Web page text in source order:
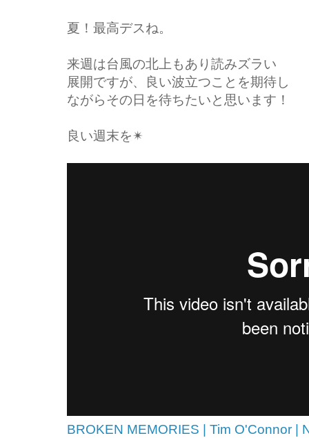
夏！最高デスね。
来週は台風の北上もあり読みズラい
展開ですが、良い波立つことを期待し
ながらその日を待ちたいと思います！
良い週末を✴︎
BROKEN MEMORIES | Tim O'Connor |